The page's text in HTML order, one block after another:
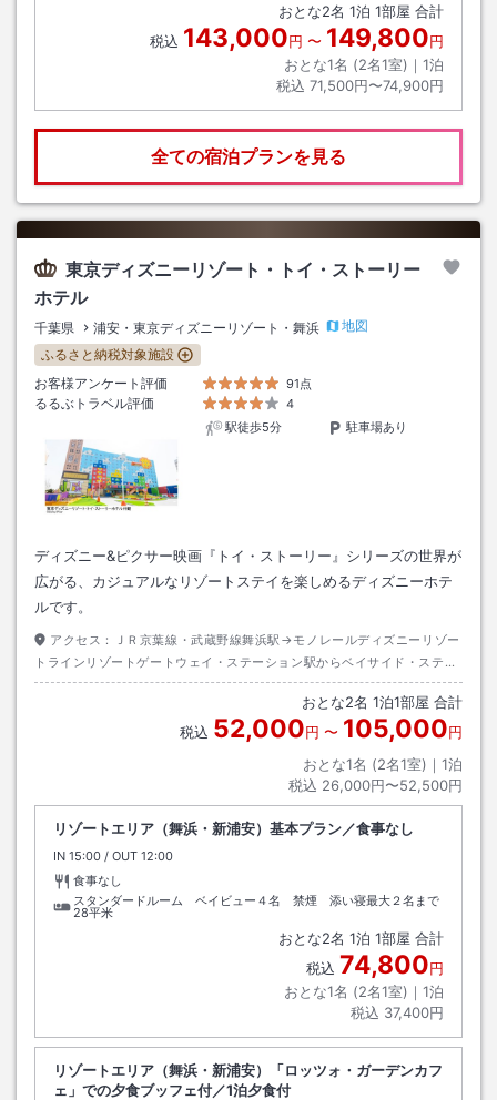
おとな2名 1泊 1部屋 合計
税込 143,000円 〜 149,800円
おとな1名 (2名1室)｜ 1泊
税込 71,500円〜74,900円
全ての宿泊プランを見る
東京ディズニーリゾート・トイ・ストーリー
ホテル
千葉県 浦安・東京ディズニーリゾート・舞浜
地図
ふるさと納税対象施設
お客様アンケート評価
91点
るるぶトラベル評価
4
駅徒歩5分
駐車場あり
ディズニー&ピクサー映画『トイ・ストーリー』シリーズの世界が
広がる、カジュアルなリゾートステイを楽しめるディズニーホテ
ルです。
アクセス：
ＪＲ京葉線・武蔵野線舞浜駅→モノレールディズニーリゾー
トラインリゾートゲートウェイ・ステーション駅からベイサイド・ステー
ション駅下車→徒歩約３分
おとな2名 1泊1部屋 合計
税込 52,000円 〜 105,000円
おとな1名 (2名1室)｜ 1泊
税込 26,000円〜52,500円
リゾートエリア（舞浜・新浦安）基本プラン／食事なし
IN チェックイン
15:00 / OUT チェックアウト
12:00
食事なし
スタンダードルーム ベイビュー４名 禁煙 添い寝最大２名まで
28平米
おとな2名 1泊 1部屋 合計
税込 74,800円
おとな1名 (2名1室)｜ 1泊
税込 37,400円
リゾートエリア（舞浜・新浦安）「ロッツォ・ガーデンカフ
ェ」での夕食ブッフェ付／1泊夕食付